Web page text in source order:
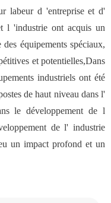
labeur d 'entreprise et d'
l 'industrie ont acquis un
équipements spéciaux,
et potentielles,Dans
industriels ont été
de haut niveau dans l'
le développement de l
de l' industrie
un impact profond et un